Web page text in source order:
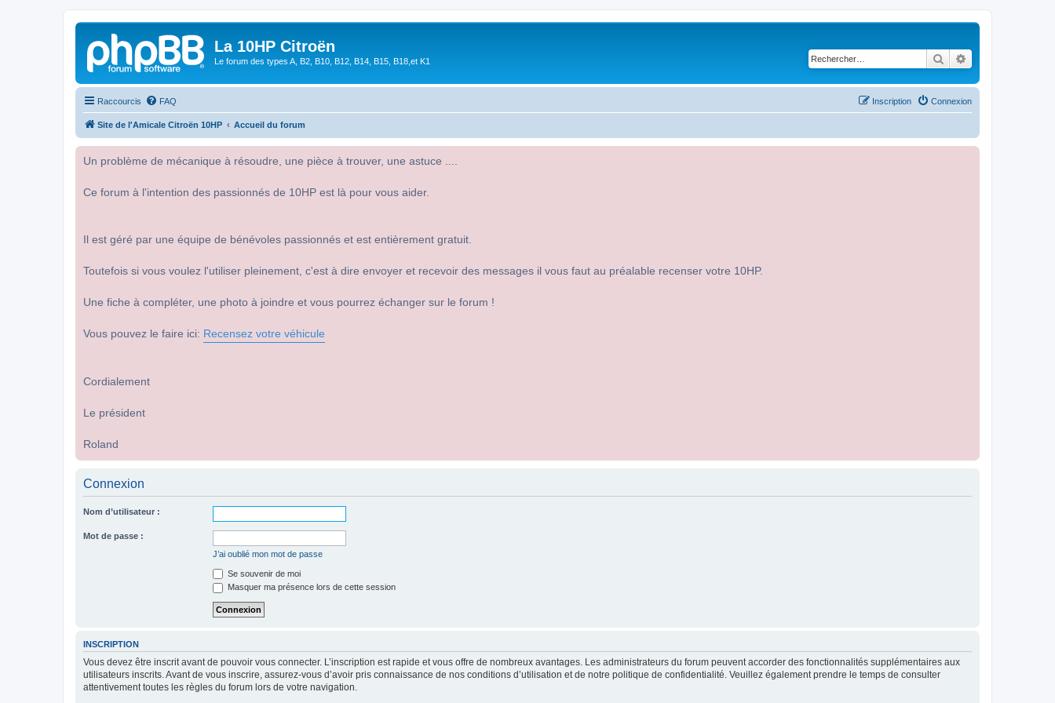
La 10HP Citroën
Le forum des types A, B2, B10, B12, B14, B15, B18,et K1 Rechercher
Raccourcis FAQ Connexion
Inscription
Site de l'Amicale Citroën 10HP Accueil du forum
Un problème de mécanique à résoudre, une pièce à trouver, une astuce ....
Ce forum à l'intention des passionnés de 10HP est là pour vous aider.
Il est géré par une équipe de bénévoles passionnés et est entièrement gratuit.
Toutefois si vous voulez l'utiliser pleinement, c'est à dire envoyer et recevoir des messages il vous faut au préalable recenser votre 10HP.
Une fiche à compléter, une photo à joindre et vous pourrez échanger sur le forum !
Vous pouvez le faire ici: Recensez votre véhicule
Cordialement
Le président
Roland
Connexion
Nom d’utilisateur :
Mot de passe :
J’ai oublié mon mot de passe
Se souvenir de moi
Masquer ma présence lors de cette session
INSCRIPTION
Vous devez être inscrit avant de pouvoir vous connecter. L’inscription est rapide et vous offre de nombreux avantages. Les administrateurs du forum peuvent accorder des fonctionnalités supplémentaires aux
utilisateurs inscrits. Avant de vous inscrire, assurez-vous d’avoir pris connaissance de nos conditions d’utilisation et de notre politique de confidentialité. Veuillez également prendre le temps de consulter
attentivement toutes les règles du forum lors de votre navigation.